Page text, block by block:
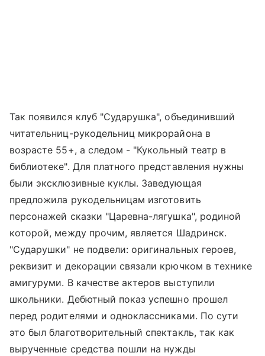
Так появился клуб "Сударушка", объединивший
читательниц-рукодельниц микрорайона в
возрасте 55+, а следом - "Кукольный театр в
библиотеке". Для платного представления нужны
были эксклюзивные куклы. Заведующая
предложила рукодельницам изготовить
персонажей сказки "Царевна-лягушка", родиной
которой, между прочим, является Шадринск.
"Сударушки" не подвели: оригинальных героев,
реквизит и декорации связали крючком в технике
амигуруми. В качестве актеров выступили
школьники. Дебютный показ успешно прошел
перед родителями и одноклассниками. По сути
это был благотворительный спектакль, так как
вырученные средства пошли на нужды